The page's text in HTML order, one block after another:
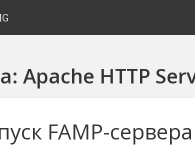
Apache HTTP
FAMP-сервера